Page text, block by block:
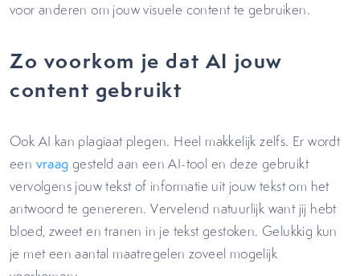
voor anderen om jouw visuele content te gebruiken.
Zo voorkom je dat AI jouw
content gebruikt
Ook AI kan plagiaat plegen. Heel makkelijk zelfs. Er wordt
een vraag gesteld aan een AI-tool en deze gebruikt
vervolgens jouw tekst of informatie uit jouw tekst om het
antwoord te genereren. Vervelend natuurlijk want jij hebt
bloed, zweet en tranen in je tekst gestoken. Gelukkig kun
je met een aantal maatregelen zoveel mogelijk